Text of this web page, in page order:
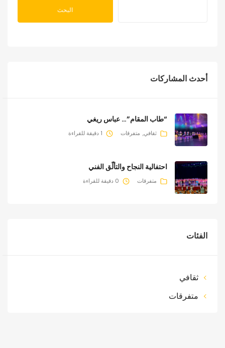
البحث
أحدث المشاركات
“طاب المقام”… عباس ريغي
ثقافي متفرقات 1 دقيقة للقراءة
احتفالية النجاح والتألّق الفني
متفرقات 0 دقيقة للقراءة
الفئات
ثقافي
متفرقات